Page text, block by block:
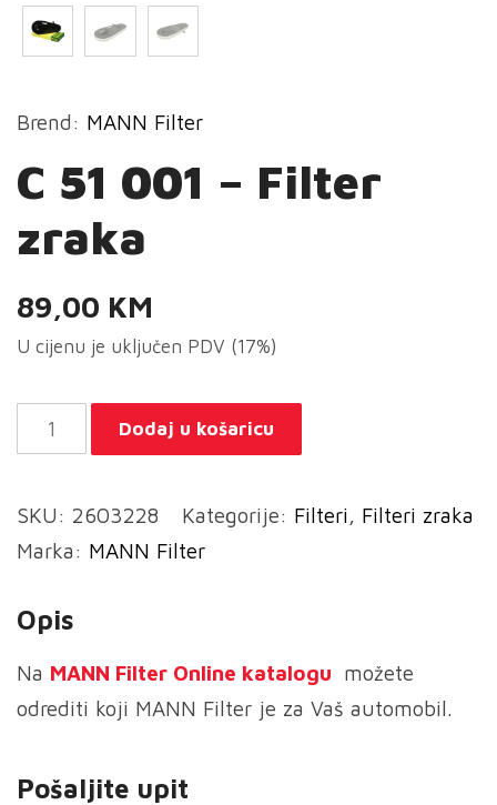
Brend: MANN Filter
C 51 001 – Filter
zraka
89,00 KM
U cijenu je uključen PDV (17%)
51
-
Filter
količina
Dodaj u košaricu
SKU: 2603228 Kategorije: Filteri, Filteri zraka
Marka: MANN Filter
Opis
Na MANN Filter Online katalogu možete
odrediti koji MANN Filter je za Vaš automobil.
Pošaljite upit